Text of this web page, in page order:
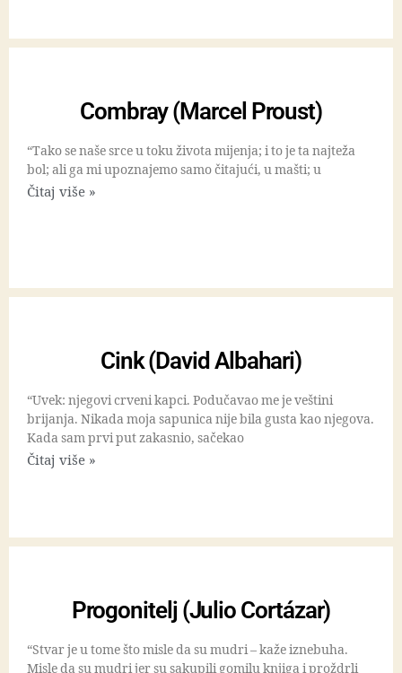
Combray (Marcel Proust)
“Tako se naše srce u toku života mijenja; i to je ta najteža
bol; ali ga mi upoznajemo samo čitajući, u mašti; u
Čitaj više »
Cink (David Albahari)
“Uvek: njegovi crveni kapci. Podučavao me je veštini
brijanja. Nikada moja sapunica nije bila gusta kao njegova.
Kada sam prvi put zakasnio, sačekao
Čitaj više »
Progonitelj (Julio Cortázar)
“Stvar je u tome što misle da su mudri – kaže iznebuha.
Misle da su mudri jer su sakupili gomilu knjiga i proždrli